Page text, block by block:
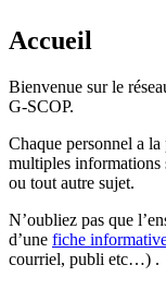
Accueil
Bienvenue sur le
G-SCOP.
Chaque personnel a
multiples informations
ou tout autre sujet.
N’oubliez pas que
d’une fiche
courriel, publi etc…) .